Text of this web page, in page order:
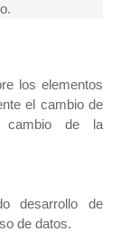
los elementos
el cambio de
de la
desarrollo de
de datos.